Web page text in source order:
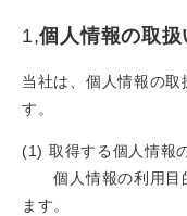
1,個人情報の取扱
当社は、個人情報の
す。
(1) 取得する個人情報
個人情報の利用目
ます。